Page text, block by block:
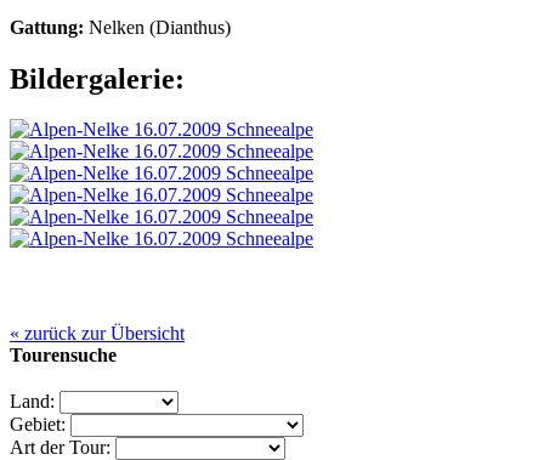
Gattung: Nelken (Dianthus)
Bildergalerie:
« zurück zur Übersicht
Tourensuche
Land:
Gebiet:
Art der Tour: